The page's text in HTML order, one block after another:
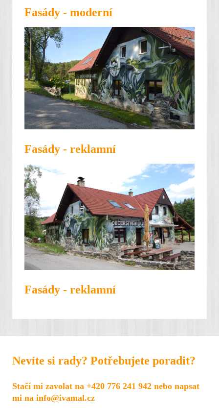
Fasády - moderní
Fasády - reklamní
Fasády - reklamní
Nevíte si rady? Potřebujete poradit?
Stačí mi zavolat na +420 776 241 942 nebo napsat
mi na info@ivamal.cz